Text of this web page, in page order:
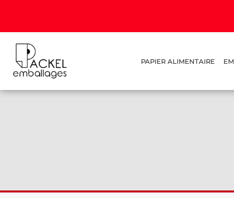
PAPIER ALIMENTAIRE